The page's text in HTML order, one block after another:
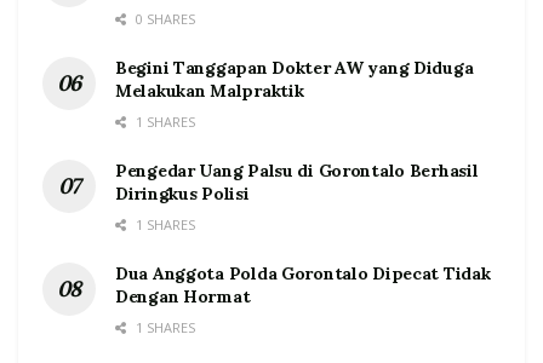
0 SHARES
Begini Tanggapan Dokter AW yang Diduga
Melakukan Malpraktik
1 SHARES
Pengedar Uang Palsu di Gorontalo Berhasil
Diringkus Polisi
1 SHARES
Dua Anggota Polda Gorontalo Dipecat Tidak
Dengan Hormat
1 SHARES